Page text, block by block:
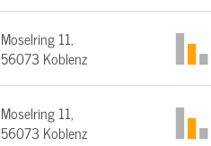
Moselring 11,
56073 Koblenz
Moselring 11,
56073 Koblenz